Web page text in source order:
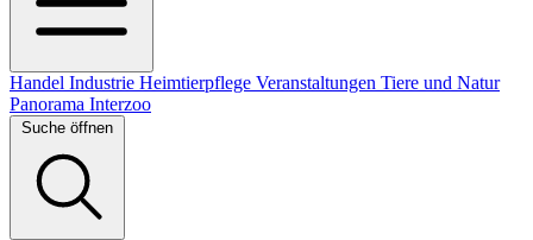
Handel Industrie Heimtierpflege Veranstaltungen Tiere und Natur
Panorama Interzoo
Suche öffnen